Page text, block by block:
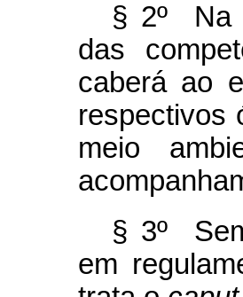
§ 2º Na
das
caberá ao
respectivos
meio
§ 3º
em